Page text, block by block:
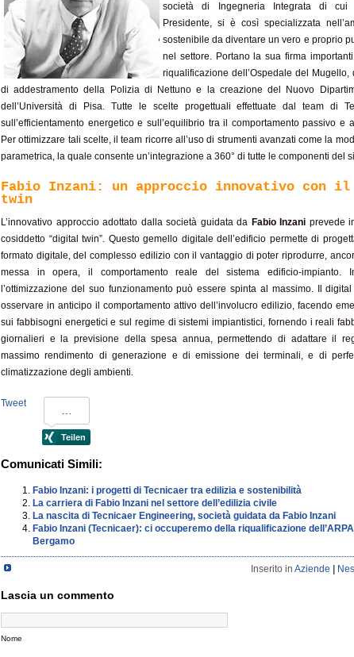
società di Ingegneria Integrata di cui
Presidente, si è così specializzata
sostenibile da diventare un vero e proprio
nel settore. Portano la sua firma
riqualificazione dell’Ospedale del
di addestramento della Polizia di Nettuno e la creazione del Nuovo
dell’Università di Pisa. Tutte le scelte progettuali effettuate dal team di
sull’efficientamento energetico e sull’equilibrio tra il comportamento passivo e
Per ottimizzare tali scelte, il team ricorre all’uso di strumenti avanzati come la
parametrica, la quale consente un’integrazione a 360° di tutte le componenti del
Fabio Inzani: un approccio innovativo con
twin
L’innovativo approccio adottato dalla società guidata da Fabio Inzani prevede
cosiddetto “digital twin”. Questo gemello digitale dell’edificio permette di
formato digitale, del complesso edilizio con il vantaggio di poter riprodurre,
messa in opera, il comportamento reale del sistema edificio-impianto.
l’ottimizzazione del suo funzionamento può essere spinta al massimo. Il
osservare in anticipo il comportamento attivo dell’involucro edilizio, facendo
sui fabbisogni energetici e sul regime di sistemi impiantistici, fornendo i reali
giornalieri e la previsione della spesa annua, permettendo di adattare il
massimo rendimento di generazione e di emissione dei terminali, e di
climatizzazione degli ambienti.
Tweet
Comunicati Simili:
Fabio Inzani: i progetti di Tecnicaer tra edilizia e sostenibilità
La carriera di Fabio Inzani nel settore dell’edilizia civile
La nascita di Tecnicaer Engineering, società guidata da Fabio Inzani
Fabio Inzani (Tecnicaer): ci occuperemo della riqualificazione
Bergamo
Inserito in Aziende
Lascia un commento
Nome